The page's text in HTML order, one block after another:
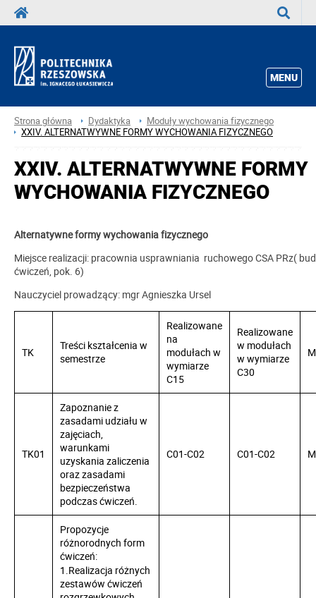
MENU
Strona główna Dydaktyka
Moduły wychowania fizycznego
XXIV. ALTERNATWYWNE FORMY WYCHOWANIA FIZYCZNEGO
XXIV. ALTERNATWYWNE FORMY
WYCHOWANIA FIZYCZNEGO
Alternatywne formy wychowania fizycznego
Miejsce realizacji: pracownia usprawniania ruchowego CSA PRz(
ćwiczeń, pok. 6)
Nauczyciel prowadzący: mgr Agnieszka Ursel
TK
Treści kształcenia w
semestrze
Realizowane
na
modułach w
wymiarze
C15
Realizowane
w modułach
w wymiarze
C30
TK01
Zapoznanie z
zasadami udziału w
zajęciach,
warunkami
uzyskania zaliczenia
oraz zasadami
bezpieczeństwa
podczas ćwiczeń.
C01-C02 C01-C02
Propozycje
różnorodnych form
ćwiczeń:
1.Realizacja różnych
zestawów ćwiczeń